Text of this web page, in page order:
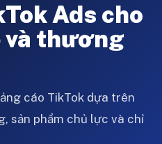
Ads cho
và thương
cáo TikTok dựa trên
sản phẩm chủ lực và chỉ